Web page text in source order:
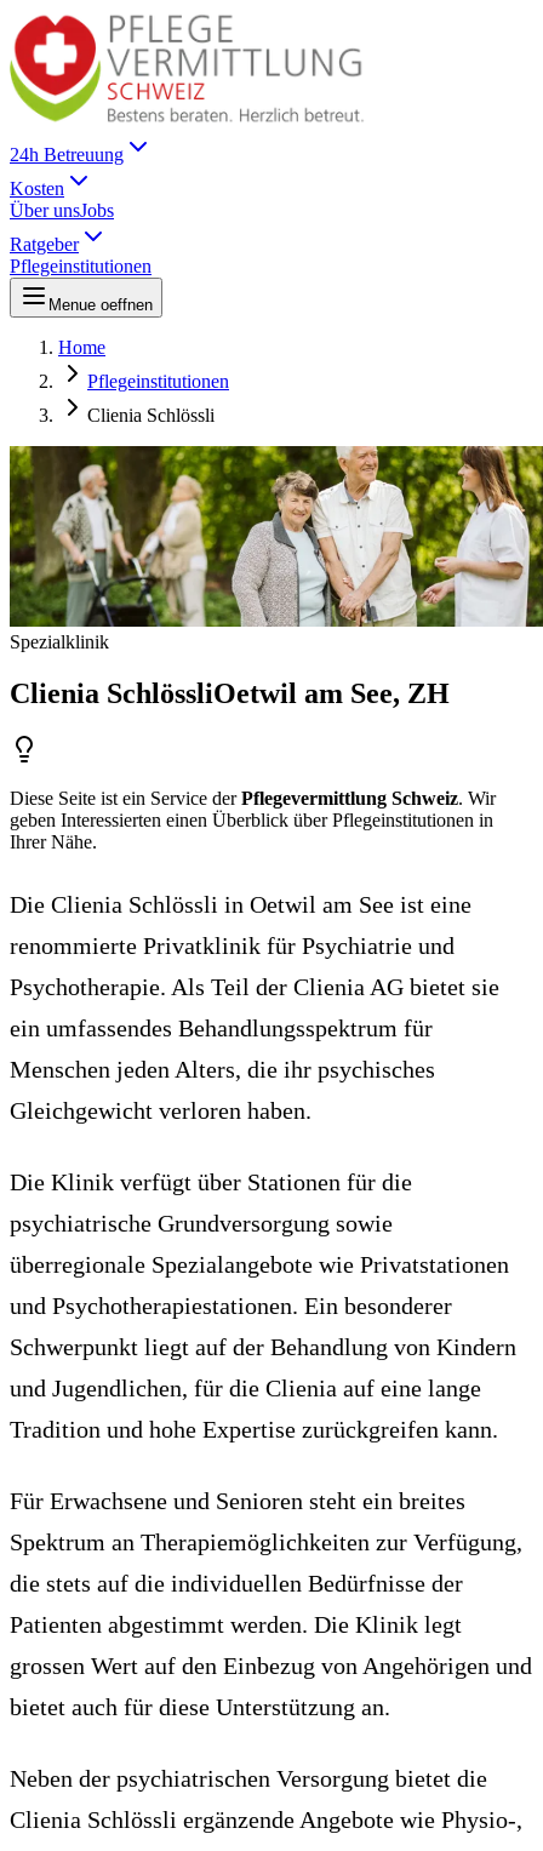
24h Betreuung
Kosten
Über unsJobs
Ratgeber
Pflegeinstitutionen
Menue oeffnen
Home
Pflegeinstitutionen
Clienia Schlössli
Spezialklinik
Clienia SchlössliOetwil am See, ZH
Diese Seite ist ein Service derPflegevermittlung Schweiz. Wir
geben Interessierten einen Überblick über Pflegeinstitutionen in
Ihrer Nähe.
Die Clienia Schlössli in Oetwil am See ist eine
renommierte Privatklinik für Psychiatrie und
Psychotherapie. Als Teil der Clienia AG bietet sie
ein umfassendes Behandlungsspektrum für
Menschen jeden Alters, die ihr psychisches
Gleichgewicht verloren haben.
Die Klinik verfügt über Stationen für die
psychiatrische Grundversorgung sowie
überregionale Spezialangebote wie Privatstationen
und Psychotherapiestationen. Ein besonderer
Schwerpunkt liegt auf der Behandlung von Kindern
und Jugendlichen, für die Clienia auf eine lange
Tradition und hohe Expertise zurückgreifen kann.
Für Erwachsene und Senioren steht ein breites
Spektrum an Therapiemöglichkeiten zur Verfügung,
die stets auf die individuellen Bedürfnisse der
Patienten abgestimmt werden. Die Klinik legt
grossen Wert auf den Einbezug von Angehörigen und
bietet auch für diese Unterstützung an.
Neben der psychiatrischen Versorgung bietet die
Clienia Schlössli ergänzende Angebote wie Physio-,